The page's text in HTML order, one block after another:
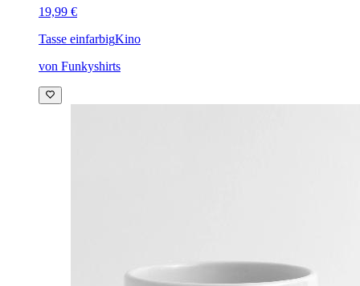
19,99 €
Tasse einfarbigKino
von Funkyshirts